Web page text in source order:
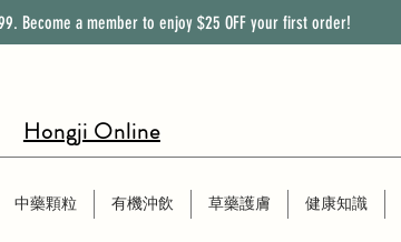
Become a member to enjoy $25 OFF your first order!
Hongji Online
中藥顆粒 有機沖飲 草藥護膚 健康知識